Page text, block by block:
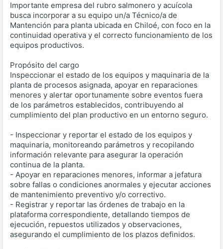
Importante empresa del rubro salmonero y acuícola
busca incorporar a su equipo un/a Técnico/a de
Mantención para planta ubicada en Chiloé, con foco en la
continuidad operativa y el correcto funcionamiento de los
equipos productivos.
Propósito del cargo
Inspeccionar el estado de los equipos y maquinaria de la
planta de procesos asignada, apoyar en reparaciones
menores y alertar oportunamente sobre eventos fuera
de los parámetros establecidos, contribuyendo al
cumplimiento del plan productivo en un entorno seguro.
- Inspeccionar y reportar el estado de los equipos y
maquinaria, monitoreando parámetros y recopilando
información relevante para asegurar la operación
continua de la planta.
- Apoyar en reparaciones menores, informar a jefatura
sobre fallas o condiciones anormales y ejecutar acciones
de mantenimiento preventivo y/o correctivo.
- Registrar y reportar las órdenes de trabajo en la
plataforma correspondiente, detallando tiempos de
ejecución, repuestos utilizados y observaciones,
asegurando el cumplimiento de los plazos definidos.